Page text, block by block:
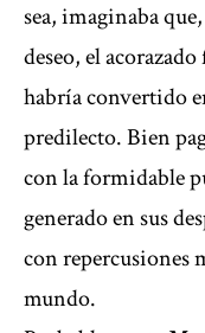
sea, imaginaba
deseo, el
habría convertido
predilecto. Bien
con la formidable
generado en sus
con repercusiones
mundo.